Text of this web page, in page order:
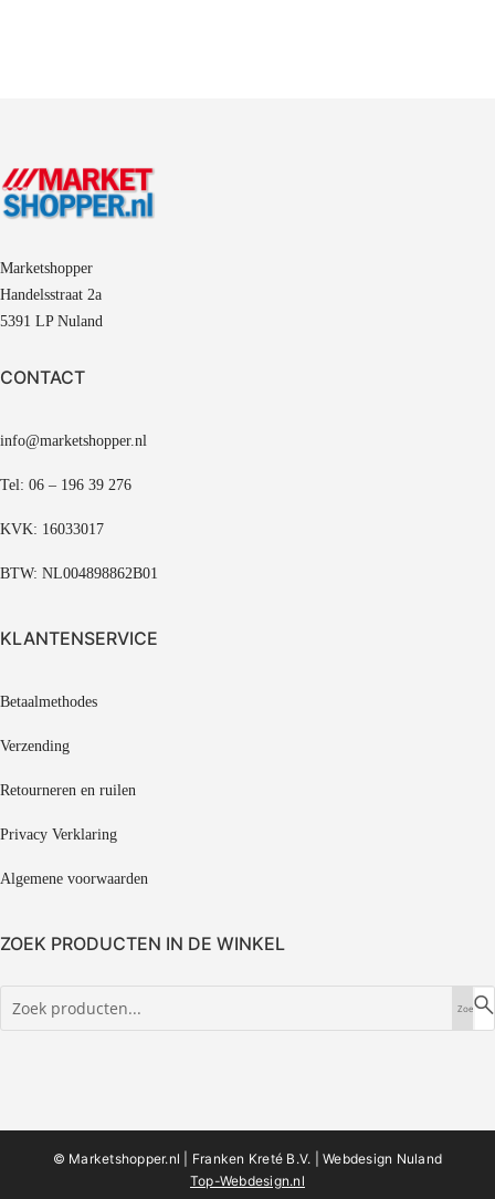
Marketshopper
Handelsstraat 2a
5391 LP Nuland
CONTACT
info@marketshopper.nl
Tel: 06 – 196 39 276
KVK: 16033017
BTW: NL004898862B01
KLANTENSERVICE
Betaalmethodes
Verzending
Retourneren en ruilen
Privacy Verklaring
Algemene voorwaarden
ZOEK PRODUCTEN IN DE WINKEL
© Marketshopper.nl | Franken Kreté B.V. |Webdesign Nuland
Top-Webdesign.nl